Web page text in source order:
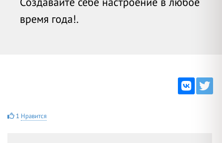
время года!.
1 Нравится